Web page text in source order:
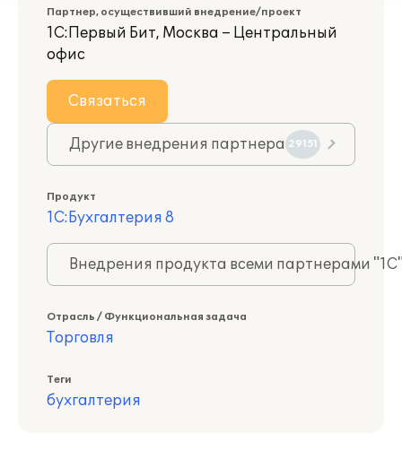
Партнер, осуществивший внедрение/проект
1С:Первый Бит, Москва – Центральный
офис
Связаться
Другие внедрения партнера 29151
Продукт
1С:Бухгалтерия 8
Внедрения продукта всеми партнерами
Отрасль / Функциональная задача
Торговля
Теги
бухгалтерия